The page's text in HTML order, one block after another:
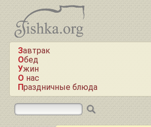
Завтрак
Обед
Ужин
О нас
Праздничные блюда